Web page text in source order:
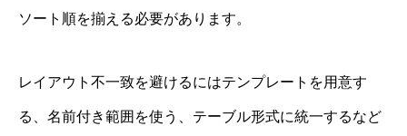
ソート順を揃える必要があります。
レイアウト不一致を避けるにはテンプレートを用意す
る、名前付き範囲を使う、テーブル形式に統一するなど